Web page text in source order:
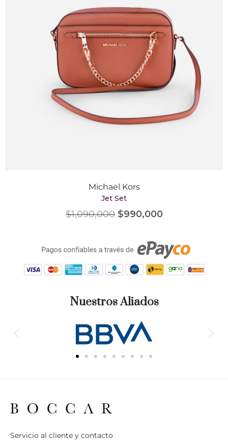
Michael Kors
Jet Set
$1,090,000 $990,000
Nuestros Aliados
Servicio al cliente y contacto